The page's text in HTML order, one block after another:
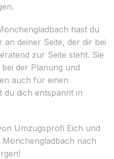
hast du
an deiner Seite, der dir bei
zur Seite steht. Sie
der Planung und
auch für einen
du dich entspannt in
Umzugsprofi Eich und
nach